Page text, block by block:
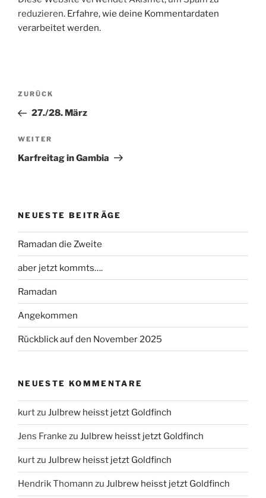
reduzieren. Erfahre, wie deine Kommentardaten
verarbeitet werden.
Beitragsnavigation
Vorheriger
Beitrag
ZURÜCK
27./28. März
Nächster
Beitrag
WEITER
Karfreitag in Gambia
NEUESTE BEITRÄGE
Ramadan die Zweite
aber jetzt kommts….
Ramadan
Angekommen
Rückblick auf den November 2025
NEUESTE KOMMENTARE
kurtzu Julbrew heisst jetzt Goldfinch
Jens Franke zu Julbrew heisst jetzt Goldfinch
kurtzu Julbrew heisst jetzt Goldfinch
Hendrik Thomann zu Julbrew heisst jetzt Goldfinch